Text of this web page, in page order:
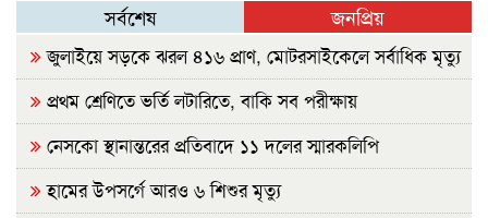
সর্বশেষ জনপ্রিয়
জুলাইয়ে সড়কে ঝরল ৪১৬ প্রাণ, মোটরসাইকেলে সর্বাধিক মৃত্যু
প্রথম শ্রেণিতে ভর্তি লটারিতে, বাকি সব পরীক্ষায়
নেসকো স্থানান্তরের প্রতিবাদে ১১ দলের স্মারকলিপি
হামের উপসর্গে আরও ৬ শিশুর মৃত্যু